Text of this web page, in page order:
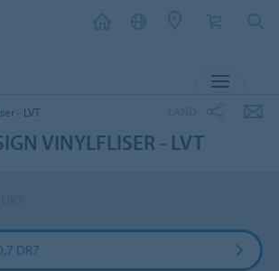
- LVT
VINYLFLISER - LVT
DR7